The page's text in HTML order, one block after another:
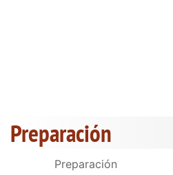
Preparación
Preparación